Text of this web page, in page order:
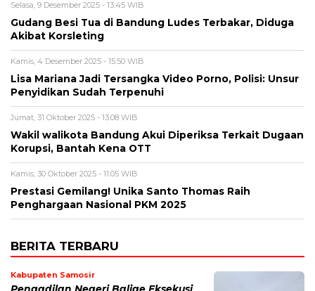
Selasa, 9 Desember 2025 - 13:45 WIB
Gudang Besi Tua di Bandung Ludes Terbakar, Diduga
Akibat Korsleting
Kamis, 4 Desember 2025 - 15:50 WIB
Lisa Mariana Jadi Tersangka Video Porno, Polisi: Unsur
Penyidikan Sudah Terpenuhi
Jumat, 31 Oktober 2025 - 13:08 WIB
Wakil walikota Bandung Akui Diperiksa Terkait Dugaan
Korupsi, Bantah Kena OTT
Kamis, 30 Oktober 2025 - 11:05 WIB
Prestasi Gemilang! Unika Santo Thomas Raih
Penghargaan Nasional PKM 2025
BERITA TERBARU
Kabupaten Samosir